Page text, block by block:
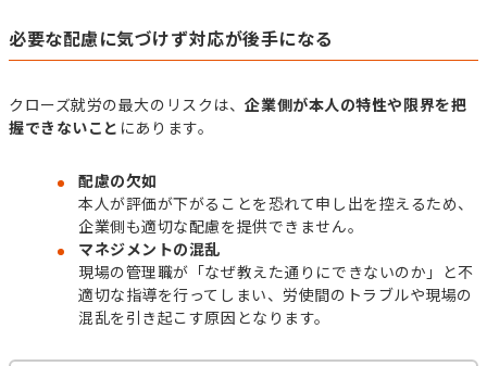
必要な配慮に気づけず対応が後手になる
クローズ就労の最大のリスクは、企業側が本人の特性や限界を把
握できないこと にあります。
配慮の欠如
本人が評価が下がることを恐れて申し出を控えるため、
企業側も適切な配慮を提供できません。
マネジメントの混乱
現場の管理職が「なぜ教えた通りにできないのか」と不
適切な指導を行ってしまい、労使間のトラブルや現場の
混乱を引き起こす原因となります。